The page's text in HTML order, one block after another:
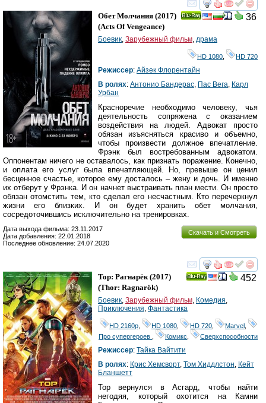
смотреть
36
Обет Молчания (2017)
(Acts Of Vengeance)
Боевик, Зарубежный фильм, драма
HD 1080 HD 720
Режиссер: Айзек Флорентайн
В ролях: Антонио Бандерас, Пас Вега, Карл
Урбан
Красноречие необходимо человеку, чья
деятельность сопряжена с оказанием
воздействия на людей. Адвокат просто
обязан изъясняться красиво и объемно,
чтобы произвести должное впечатление.
Фрэнк был востребованным адвокатом.
Оппонентам ничего не оставалось, как признать поражение. Конечно,
и оплата его услуг была впечатляющей. Но, превыше он ценил
бесценное счастье, которое ему досталось – жену и дочь. И именно
их отберут у Фрэнка. И он начнет выстраивать план мести. Он просто
обязан отомстить тем, кто сделал его несчастным. Кто перечеркнул
жизни его близких. И он будет хранить обет молчания,
сосредоточившись исключительно на тренировках.
Скачать и Смотреть
Дата выхода фильма: 23.11.2017
Дата добавления: 22.01.2018
Последнее обновление: 24.07.2020
смотреть
452
Тор: Рагнарёк(2017)
(Thor: Ragnarök)
Боевик, Зарубежный фильм, Комедия,
Приключения, Фантастика
HD 2160р HD 1080 HD 720 Marvel
Про супергероев
Комикс Сверхспособности
Режиссер: Тайка Вайтити
В ролях: Крис Хемсворт, Том Хиддлстон, Кейт
Бланшетт
Тор вернулся в Асгард, чтобы найти
негодяя, который охотится на Камни